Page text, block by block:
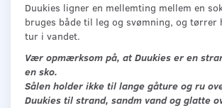
Duukies ligner en mellemting mellem en
bruges både til leg og svømning, og tørrer
tur i vandet.
Vær opmærksom på, at Duukies er en
en sko.
Sålen holder ikke til lange gåture og ru
Duukies til strand, sandm vand og glatte